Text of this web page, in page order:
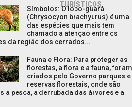
TURÍSTICOS
Símbolos: O lobo-guará
(Chrysocyon brachyurus) é uma
das espécies que mais tem
chamado a atenção entre os
da região dos cerrados...
Fauna e Flora: Para proteger as
florestas, a flora e a fauna, foram
criados pelo Governo parques e
reservas florestais, onde são
a pesca, a derrubada das árvores e a